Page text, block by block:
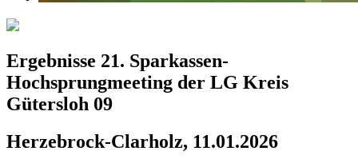
Ergebnisse 21. Sparkassen-
Hochsprungmeeting der LG Kreis
Gütersloh 09
Herzebrock-Clarholz, 11.01.2026